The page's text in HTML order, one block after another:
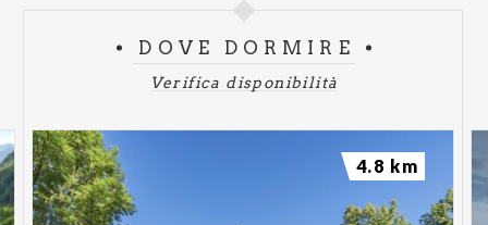
DOVE DORMIRE
Verifica disponibilità
4.8 km